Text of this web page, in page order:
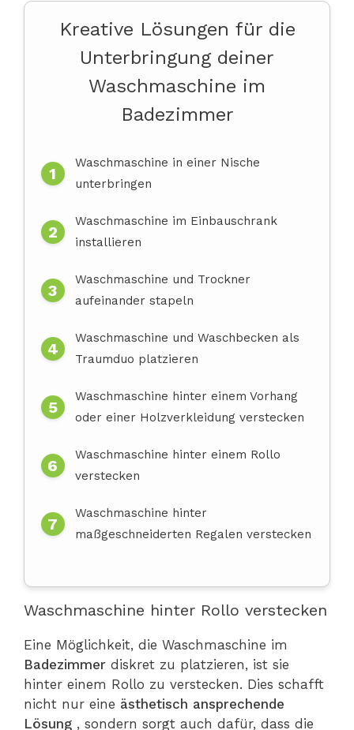
Kreative Lösungen für die
Unterbringung deiner
Waschmaschine im
Badezimmer
Waschmaschine in einer Nische
unterbringen
Waschmaschine im Einbauschrank
installieren
Waschmaschine und Trockner
aufeinander stapeln
Waschmaschine und Waschbecken als
Traumduo platzieren
Waschmaschine hinter einem Vorhang
oder einer Holzverkleidung verstecken
Waschmaschine hinter einem Rollo
verstecken
Waschmaschine hinter
maßgeschneiderten Regalen verstecken
Waschmaschine hinter Rollo verstecken
Eine Möglichkeit, die Waschmaschine im
Badezimmer diskret zu platzieren, ist sie
hinter einem Rollo zu verstecken. Dies schafft
nicht nur eine ästhetisch ansprechende
Lösung , sondern sorgt auch dafür, dass die